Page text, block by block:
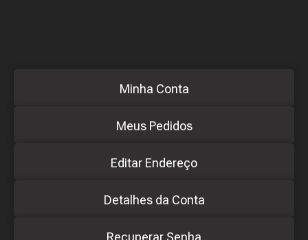
Minha Conta
Meus Pedidos
Editar Endereço
Detalhes da Conta
Recuperar Senha